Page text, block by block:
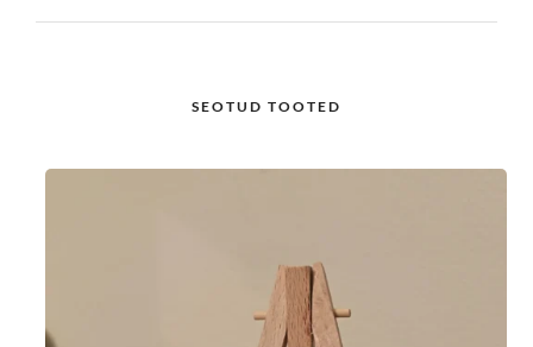
SEOTUD TOOTED